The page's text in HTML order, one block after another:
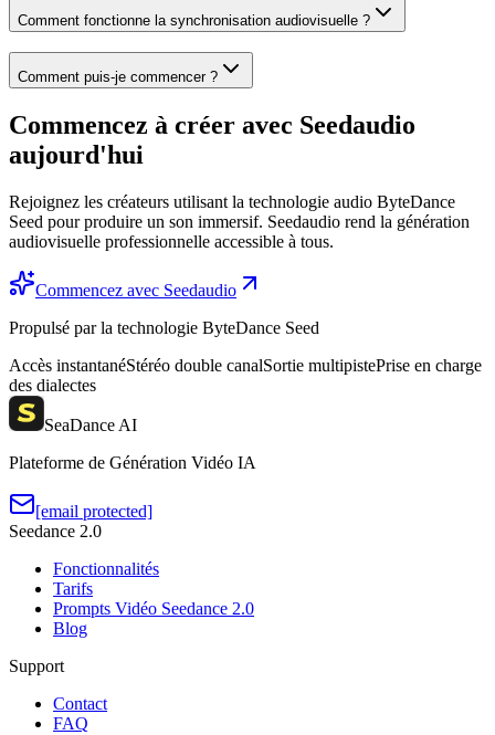
Comment fonctionne la synchronisation audiovisuelle ?
Comment puis-je commencer ?
Commencez à créer avec Seedaudio
aujourd'hui
Rejoignez les créateurs utilisant la technologie audio ByteDance
Seed pour produire un son immersif. Seedaudio rend la génération
audiovisuelle professionnelle accessible à tous.
Commencez avec Seedaudio
Propulsé par la technologie ByteDance Seed
Accès instantanéStéréo double canalSortie multipistePrise en charge
des dialectes
SeaDance AI
Plateforme de Génération Vidéo IA
[email protected]
Seedance 2.0
Fonctionnalités
Tarifs
Prompts Vidéo Seedance 2.0
Blog
Support
Contact
FAQ